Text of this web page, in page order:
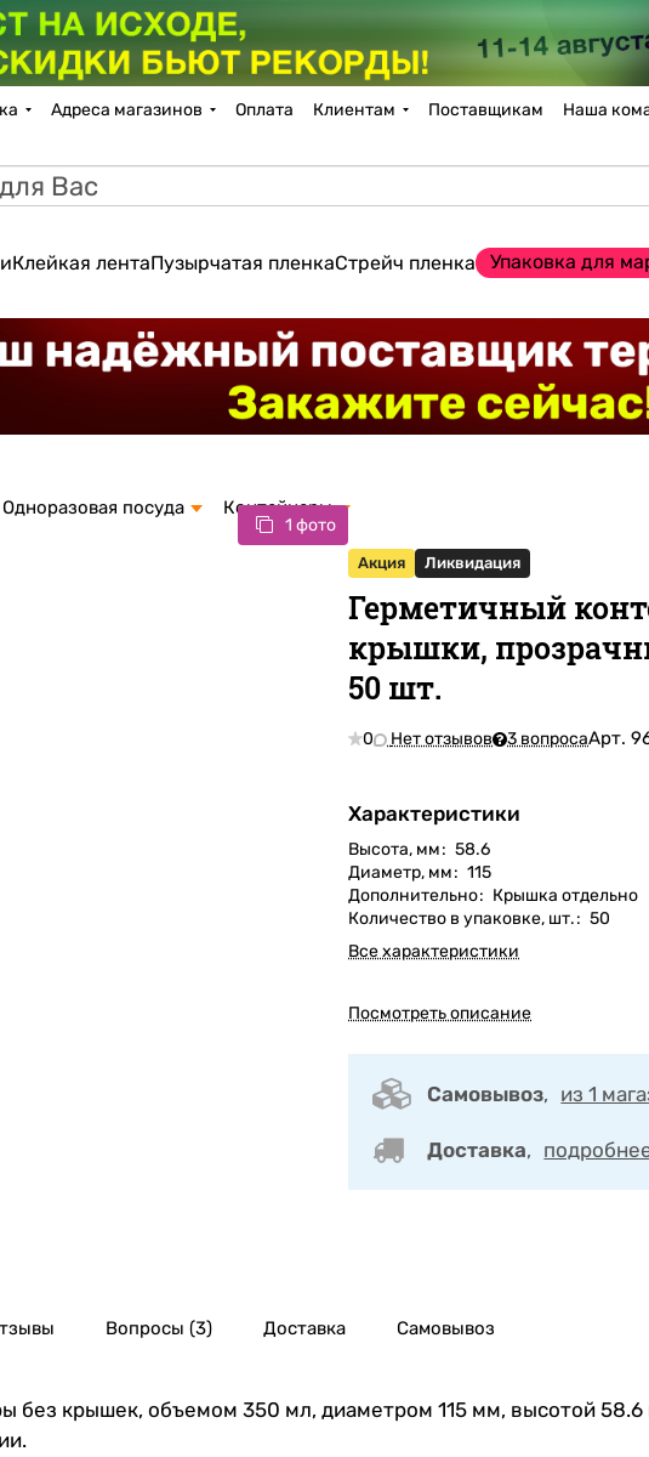
Адреса магазинов Оплата Клиентам Поставщикам Наша
Клейкая лентаПузырчатая пленкаСтрейч пленка Упаковка для
Одноразовая посуда Контейнеры
1 фото
Акция Ликвидация
Герметичный
крышки,
50 шт.
0 Нет отзывов 3 вопросаАрт.
Характеристики
Высота, мм: 58.6
Диаметр, мм: 115
Дополнительно: Крышка отдельно
Количество в упаковке, шт.: 50
Все характеристики
Посмотреть описание
Самовывоз, из 1
Доставка,
Вопросы (3) Доставка Самовывоз
без крышек, объемом 350 мл, диаметром 115 мм, высотой